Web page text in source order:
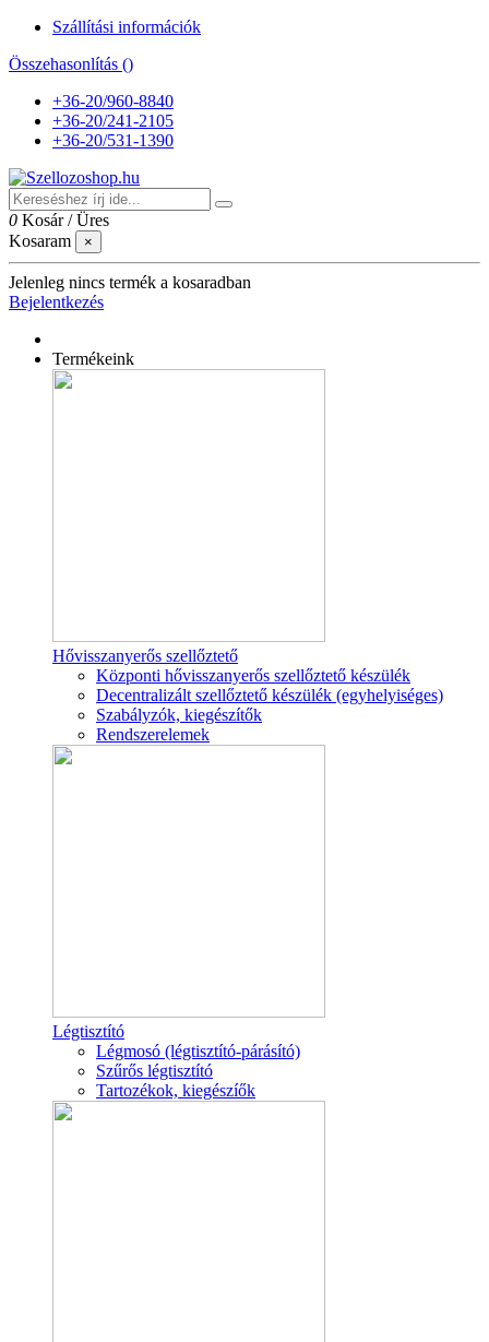
Szállítási információk
Összehasonlítás ()
+36-20/960-8840
+36-20/241-2105
+36-20/531-1390
0 Kosár /Üres
Kosaram
×
Jelenleg nincs termék a kosaradban
Bejelentkezés
Termékeink
Hővisszanyerős szellőztető
Központi hővisszanyerős szellőztető készülék
Decentralizált szellőztető készülék (egyhelyiséges)
Szabályzók, kiegészítők
Rendszerelemek
Légtisztító
Légmosó (légtisztító-párásító)
Szűrős légtisztító
Tartozékok, kiegészíők